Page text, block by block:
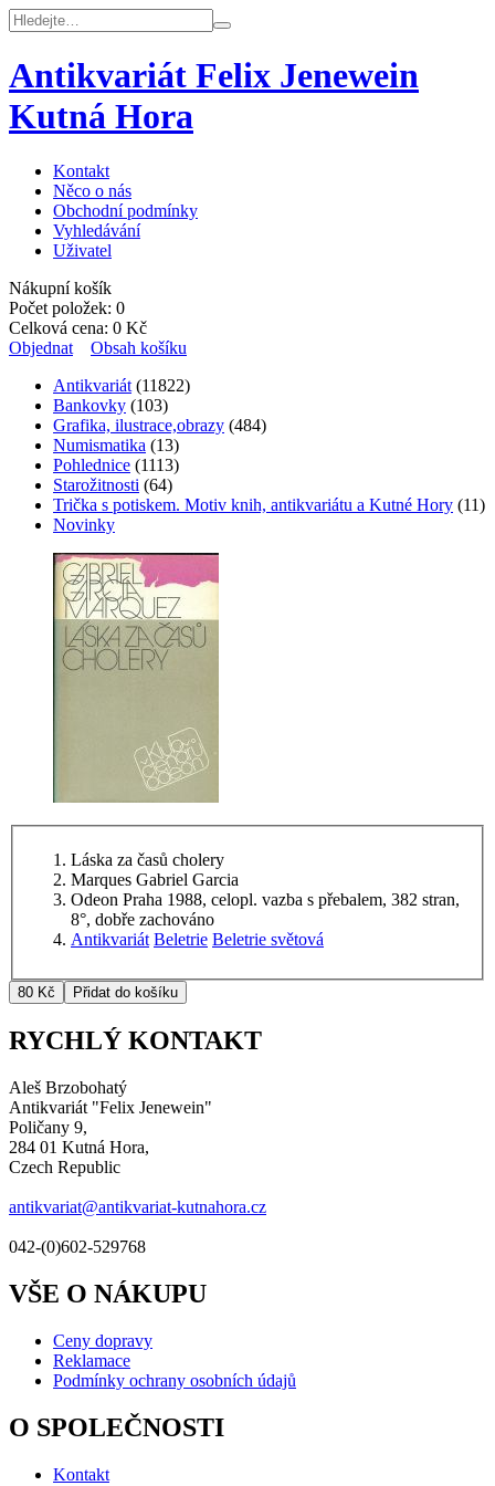
Antikvariát Felix Jenewein
Kutná Hora
Kontakt
Něco o nás
Obchodní podmínky
Vyhledávání
Uživatel
Nákupní košík
Počet položek: 0
Celková cena: 0 Kč
Objednat
Obsah košíku
Antikvariát (11822)
Bankovky (103)
Grafika, ilustrace,obrazy (484)
Numismatika (13)
Pohlednice (1113)
Starožitnosti (64)
Trička s potiskem. Motiv knih, antikvariátu a Kutné Hory (11)
Novinky
Láska za časů cholery
Marques Gabriel Garcia
Odeon Praha 1988, celopl. vazba s přebalem, 382 stran,
8°, dobře zachováno
Antikvariát Beletrie Beletrie světová
RYCHLÝ KONTAKT
Aleš Brzobohatý
Antikvariát "Felix Jenewein"
Poličany 9,
284 01 Kutná Hora,
Czech Republic
antikvariat@antikvariat-kutnahora.cz
042-(0)602-529768
VŠE O NÁKUPU
Ceny dopravy
Reklamace
Podmínky ochrany osobních údajů
O SPOLEČNOSTI
Kontakt